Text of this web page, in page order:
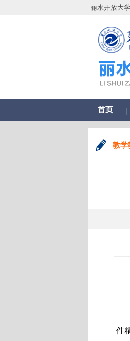
丽水开放大
首页
教学
件